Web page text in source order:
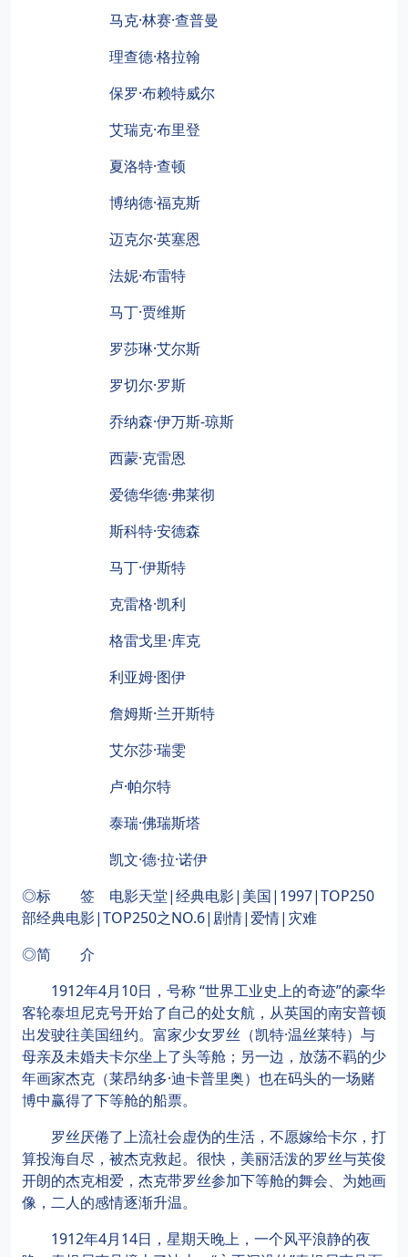
马克·林赛·查普曼
理查德·格拉翰
保罗·布赖特威尔
艾瑞克·布里登
夏洛特·查顿
博纳德·福克斯
迈克尔·英塞恩
法妮·布雷特
马丁·贾维斯
罗莎琳·艾尔斯
罗切尔·罗斯
乔纳森·伊万斯-琼斯
西蒙·克雷恩
爱德华德·弗莱彻
斯科特·安德森
马丁·伊斯特
克雷格·凯利
格雷戈里·库克
利亚姆·图伊
詹姆斯·兰开斯特
艾尔莎·瑞雯
卢·帕尔特
泰瑞·佛瑞斯塔
凯文·德·拉·诺伊
◎标 签 电影天堂|经典电影|美国|1997|TOP250
部经典电影|TOP250之NO.6|剧情|爱情|灾难
◎简 介
1912年4月10日，号称 “世界工业史上的奇迹”的豪华
客轮泰坦尼克号开始了自己的处女航，从英国的南安普顿
出发驶往美国纽约。富家少女罗丝（凯特·温丝莱特）与
母亲及未婚夫卡尔坐上了头等舱；另一边，放荡不羁的少
年画家杰克（莱昂纳多·迪卡普里奥）也在码头的一场赌
博中赢得了下等舱的船票。
罗丝厌倦了上流社会虚伪的生活，不愿嫁给卡尔，打
算投海自尽，被杰克救起。很快，美丽活泼的罗丝与英俊
开朗的杰克相爱，杰克带罗丝参加下等舱的舞会、为她画
像，二人的感情逐渐升温。
1912年4月14日，星期天晚上，一个风平浪静的夜